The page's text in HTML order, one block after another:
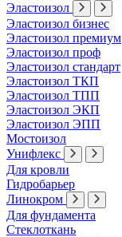
Эластоизол
Эластоизол бизнес
Эластоизол премиум
Эластоизол проф
Эластоизол стандарт
Эластоизол ТКП
Эластоизол ТПП
Эластоизол ЭКП
Эластоизол ЭПП
Мостоизол
Унифлекс
Для кровли
Гидробарьер
Линокром
Для фундамента
Стеклоткань